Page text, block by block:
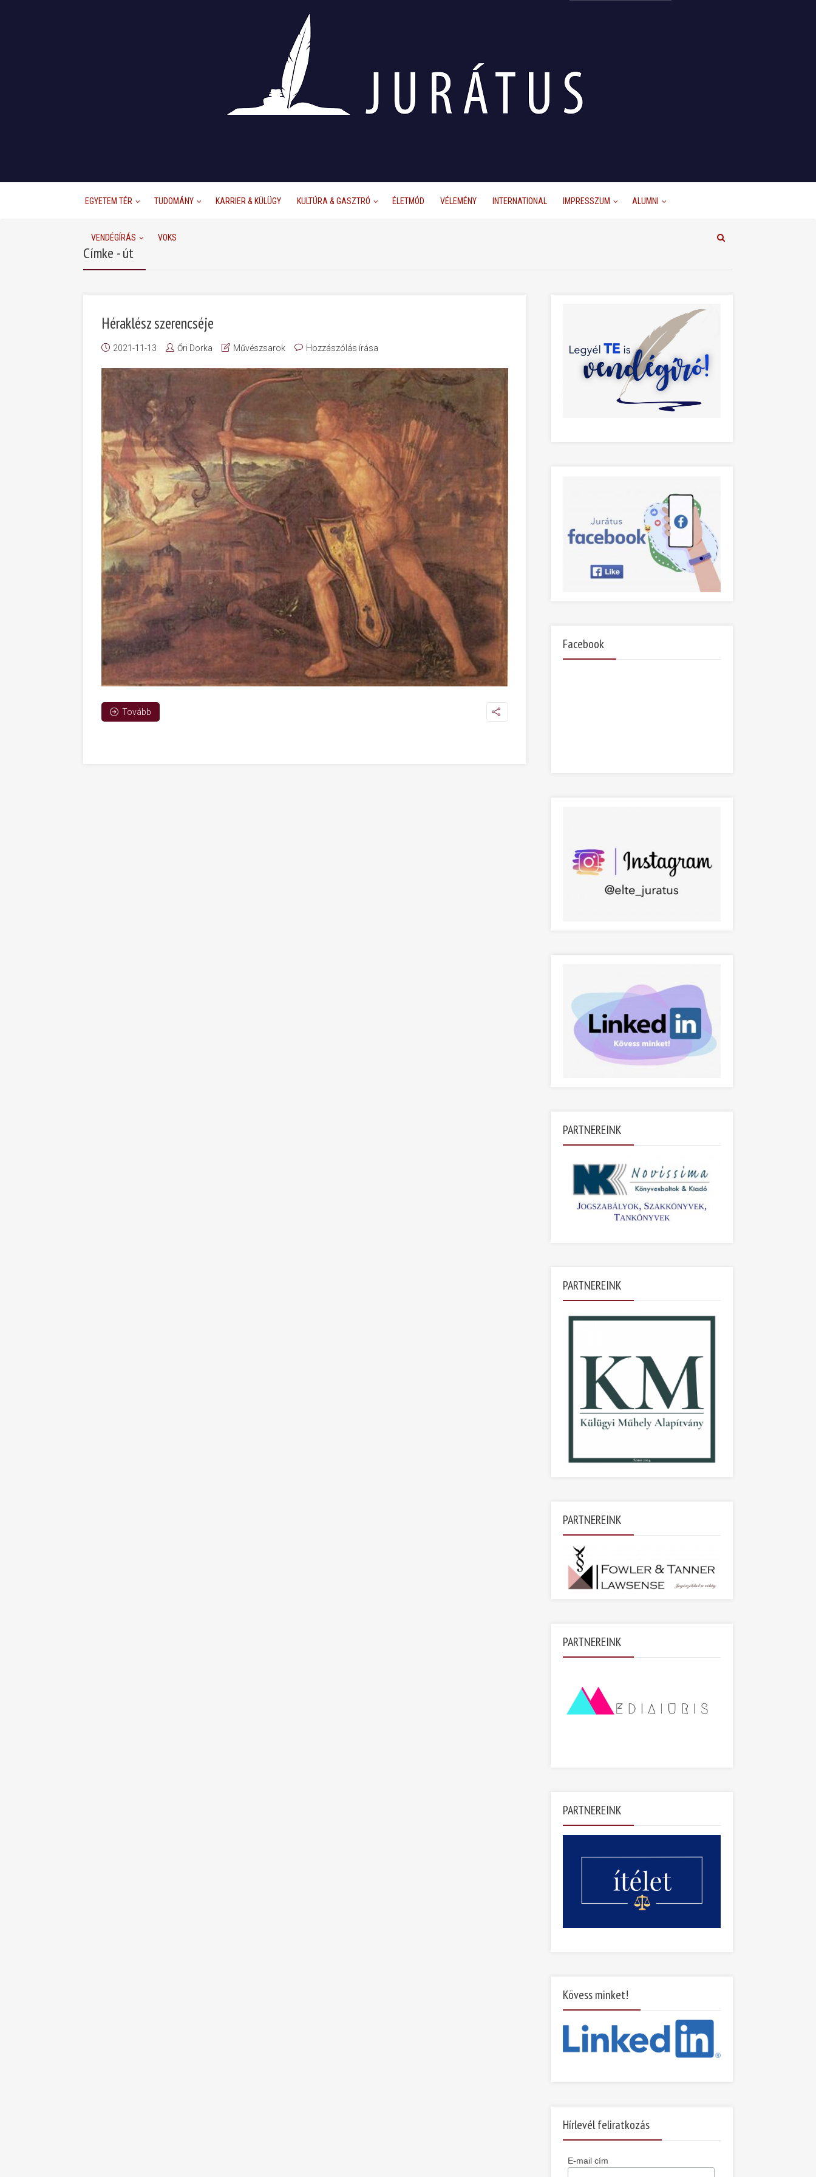
EGYETEM TÉR TUDOMÁNY KARRIER & KÜLÜGY KULTÚRA & GASZTRÓ ÉLETMÓD VÉLEMÉNY INTERNATIONAL IMPRESSZUM ALUMNI
VENDÉGÍRÁS VOKS
Címke - út
Héraklész szerencséje
2021-11-13 Őri Dorka Művészsarok Hozzászólás írása
Tovább
Facebook
PARTNEREINK
PARTNEREINK
PARTNEREINK
PARTNEREINK
PARTNEREINK
Kövess minket!
Hírlevél feliratkozás
E-mail cím